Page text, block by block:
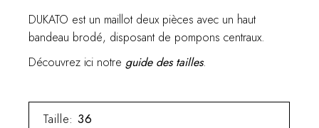
DUKATO est un maillot deux pièces avec un haut
bandeau brodé, disposant de pompons centraux.
Découvrez ici notreguide des tailles.
Taille:36